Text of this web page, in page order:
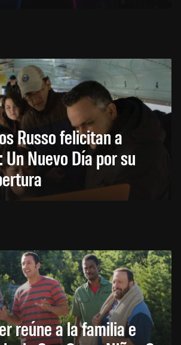
Russo felicitan a
Nuevo Día por su
reúne a la familia e